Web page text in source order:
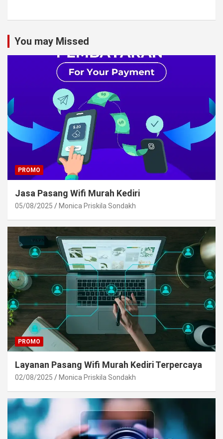
You may Missed
PROMO
Jasa Pasang Wifi Murah Kediri
05/08/2025 Monica Priskila Sondakh
PROMO
Layanan Pasang Wifi Murah Kediri Terpercaya
02/08/2025 Monica Priskila Sondakh